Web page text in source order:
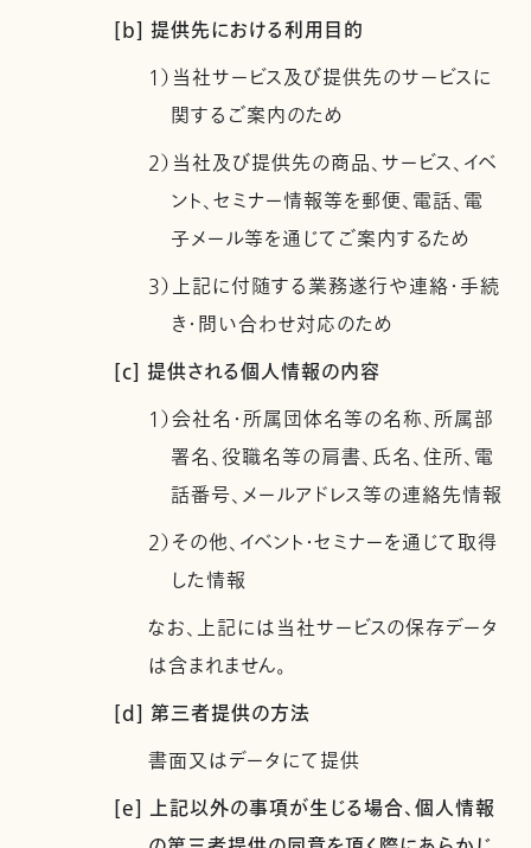
[b] 提供先における利用目的
1）当社サービス及び提供先のサービスに
関するご案内のため
2）当社及び提供先の商品、サービス、イベ
ント、セミナー情報等を郵便、電話、電
子メール等を通じてご案内するため
3）上記に付随する業務遂行や連絡・手続
き・問い合わせ対応のため
[c] 提供される個人情報の内容
1）会社名・所属団体名等の名称、所属部
署名、役職名等の肩書、氏名、住所、電
話番号、メールアドレス等の連絡先情報
2）その他、イベント・セミナーを通じて取得
した情報
なお、上記には当社サービスの保存データ
は含まれません。
[d] 第三者提供の方法
書面又はデータにて提供
[e] 上記以外の事項が生じる場合、個人情報